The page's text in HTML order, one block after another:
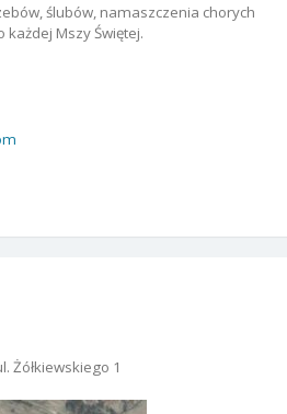
ślubów, namaszczenia chorych
każdej Mszy Świętej.
Żółkiewskiego 1